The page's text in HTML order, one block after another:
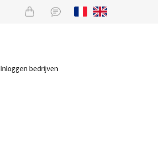
Inloggen bedrijven